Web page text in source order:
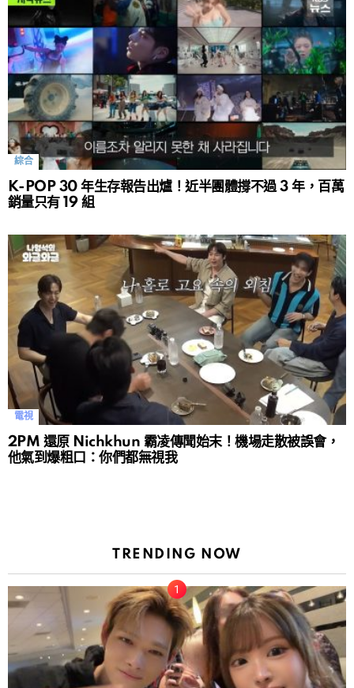
綜合
K-POP 30 年生存報告出爐！近半團體撐不過 3 年，百萬
銷量只有 19 組
電視
2PM 還原 Nichkhun 霸凌傳聞始末！機場走散被誤會，
他氣到爆粗口：你們都無視我
TRENDING NOW